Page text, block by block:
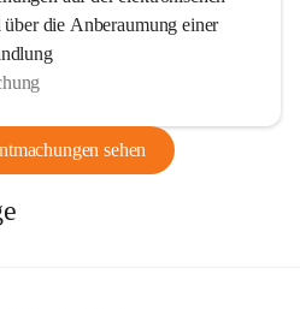
über die Anberaumung einer
sehen